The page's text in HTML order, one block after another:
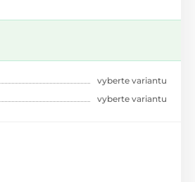
vyberte variantu
vyberte variantu